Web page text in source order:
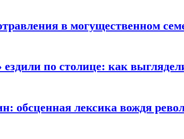
в могущественном
ездили по столице: как
обсценная лексика вождя